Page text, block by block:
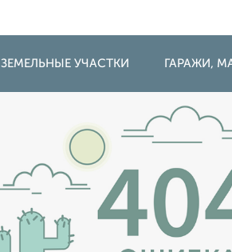
ЗЕМЕЛЬНЫЕ УЧАСТКИ ГАРАЖИ,